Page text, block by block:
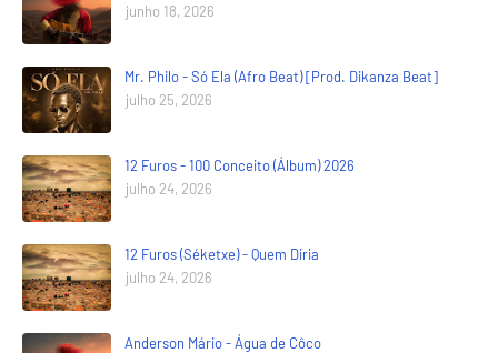
junho 18, 2026
Mr. Philo - Só Ela (Afro Beat) [Prod. Dikanza Beat]
julho 25, 2026
12 Furos - 100 Conceito (Álbum) 2026
julho 24, 2026
12 Furos (Séketxe) - Quem Diria
julho 24, 2026
Anderson Mário - Água de Côco